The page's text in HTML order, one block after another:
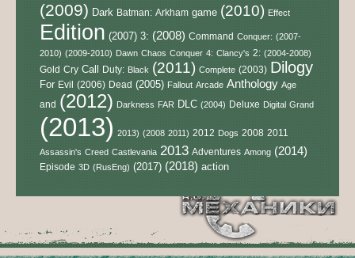
(2009) Dark Batman: Arkham game (2010) Effect
Edition (2007) 3: (2008) Command Conquer: (2007-
2010) (2009-2010) Dawn Chaos Conquer 4: Clancy's 2: (2004-2008)
Gold Cry Call Duty: Black (2011) Complete (2003) Dilogy
For Evil (2006) Dead (2005) Fallout Arcade Anthology Age
and (2012) Darkness FAR DLC (2004) Deluxe Digital Grand
(2013) 2013) (2008 2011) 2012 Dogs 2008 2011
Assassin's Creed Castlevania 2013 Adventures Among (2014)
Episode 3D (RusEng) (2017) (2018) action